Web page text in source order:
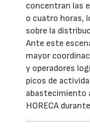
concentran las
o cuatro horas,
sobre la
Ante este
mayor
y operadores
picos de
abastecimiento
HORECA